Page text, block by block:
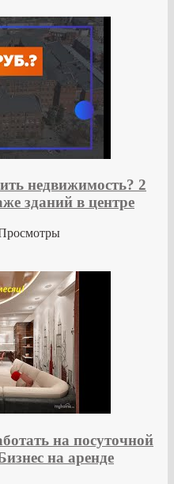
недвижимость? 2
зданий в центре
на посуточной
на аренде